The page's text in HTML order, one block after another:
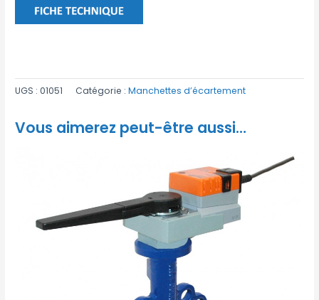
UGS :01051 Catégorie :Manchettes d’écartement
Vous aimerez peut-être aussi…